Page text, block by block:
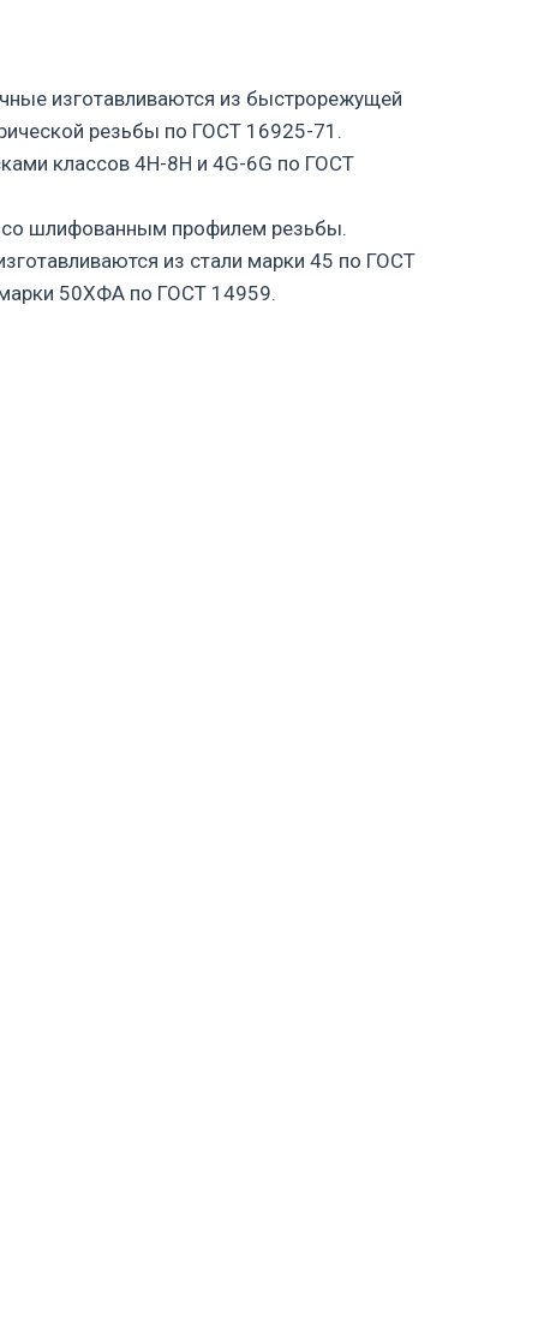
изготавливаются из быстрорежущей
резьбы по ГОСТ 16925-71.
классов 4H-8H и 4G-6G по ГОСТ
со шлифованным профилем резьбы.
из стали марки 45 по ГОСТ
марки 50ХФА по ГОСТ 14959.